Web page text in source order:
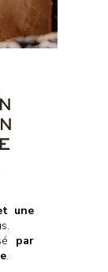
une
par
.